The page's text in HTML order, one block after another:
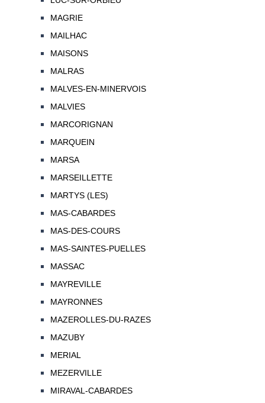
MAGRIE
MAILHAC
MAISONS
MALRAS
MALVES-EN-MINERVOIS
MALVIES
MARCORIGNAN
MARQUEIN
MARSA
MARSEILLETTE
MARTYS (LES)
MAS-CABARDES
MAS-DES-COURS
MAS-SAINTES-PUELLES
MASSAC
MAYREVILLE
MAYRONNES
MAZEROLLES-DU-RAZES
MAZUBY
MERIAL
MEZERVILLE
MIRAVAL-CABARDES